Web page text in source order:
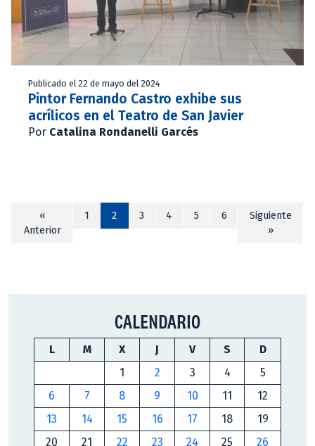
Publicado el 22 de mayo del 2024
Pintor Fernando Castro exhibe sus
acrílicos en el Teatro de San Javier
Por Catalina Rondanelli Garcés
«
Anterior
1 2 3 4 5 6
Siguiente
»
CALENDARIO
L M X J V S
D
1
2 3 4
5
6
7 8 9 10 11
12
13
14 15 16 17 18
19
20
21 22 23 24 25
26